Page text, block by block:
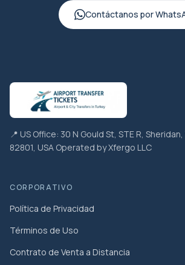
Contáctanos por
📍 US Office: 30 N Gould St, STE R, Sheridan,
82801, USA Operated by Xfergo LLC
CORPORATIVO
Política de Privacidad
Términos de Uso
Contrato de Venta a Distancia